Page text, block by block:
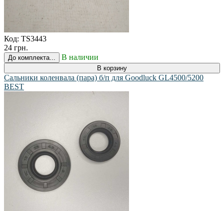
Код: TS3443
24 грн.
До комплекта... В наличии
В корзину
Сальники коленвала (пара) б/п для Goodluck GL4500/5200
BEST